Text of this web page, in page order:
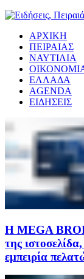
ΑΡΧΙΚΗ
ΠΕΙΡΑΙΑΣ
ΝΑΥΤΙΛΙΑ
ΕΛΛΑΔΑ
AGENDA
ΕΙΔΗΣΕΙΣ
Η MEGA
της
εμπειρία